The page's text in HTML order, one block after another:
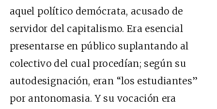
aquel político demócrata, acusado de
servidor del capitalismo. Era esencial
presentarse en público suplantando al
colectivo del cual procedían; según su
autodesignación, eran “los estudiantes”
por antonomasia. Y su vocación era